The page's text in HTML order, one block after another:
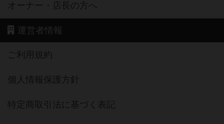
オーナー・店長の方へ
運営者情報
ご利用規約
個人情報保護方針
特定商取引法に基づく表記